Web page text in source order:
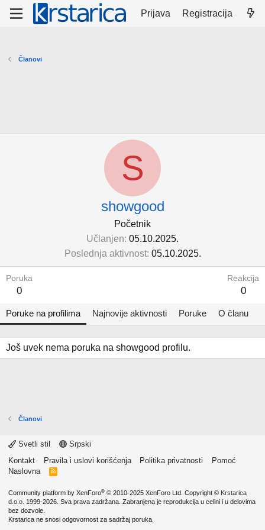
Prijava Registracija
Članovi
S
showgood
Početnik
Učlanjen 05.10.2025.
Poslednja aktivnost 05.10.2025.
Poruka
0
Reakcija
0
Poruke na profilima Najnovije aktivnosti Poruke O članu
Još uvek nema poruka na showgood profilu.
Članovi
Svetli stil
Srpski
Kontakt
Pravila i uslovi korišćenja Politika privatnosti
Pomoć
Naslovna
R
Community platform by XenForo® © 2010-2025 XenForo Ltd. Copyright © Krstarica
d.o.o. 1999-2026. Sva prava zadržana. Zabranjena je reprodukcija u celini i u delovima
bez dozvole.
Krstarica ne snosi odgovornost za sadržaj poruka.